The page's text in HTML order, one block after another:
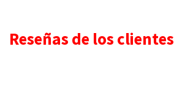
Reseñas de los clientes